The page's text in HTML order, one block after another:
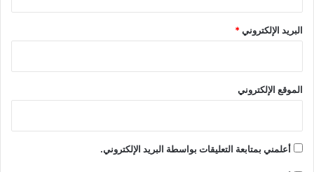
البريد الإلكتروني*
الموقع الإلكتروني
أعلمني بمتابعة التعليقات بواسطة البريد الإلكتروني.